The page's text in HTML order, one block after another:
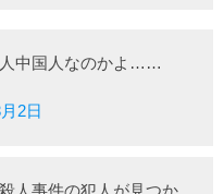
人中国人なのかよ……
2日
人事件の犯人が見つか